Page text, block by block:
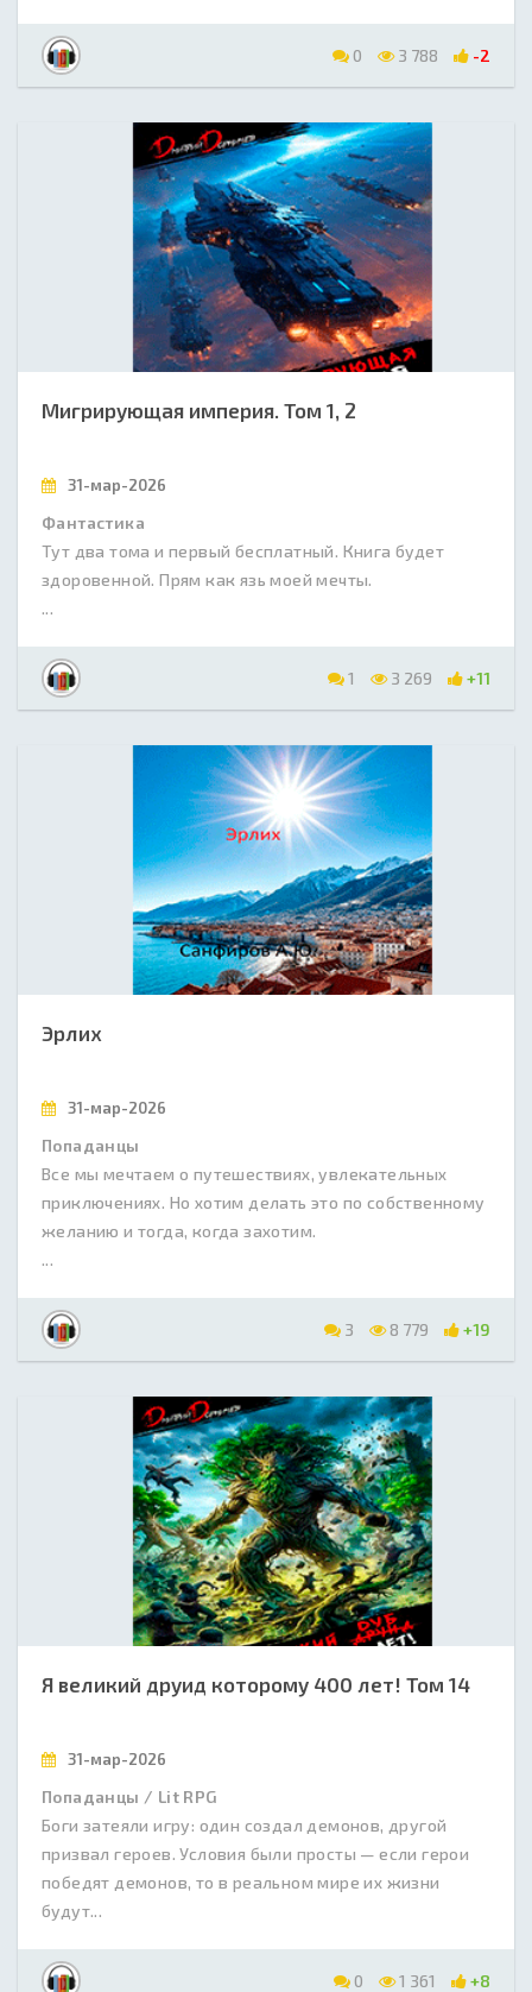
0 3 788 -2
Мигрирующая империя. Том 1, 2
31-мар-2026
Фантастика
Тут два тома и первый бесплатный. Книга будет
здоровенной. Прям как язь моей мечты.
...
1 3 269 +11
Эрлих
31-мар-2026
Попаданцы
Все мы мечтаем о путешествиях, увлекательных
приключениях. Но хотим делать это по собственному
желанию и тогда, когда захотим.
...
3 8 779 +19
Я великий друид которому 400 лет! Том 14
31-мар-2026
Попаданцы / Lit RPG
Боги затеяли игру: один создал демонов, другой
призвал героев. Условия были просты — если герои
победят демонов, то в реальном мире их жизни
будут...
0 1 361 +8